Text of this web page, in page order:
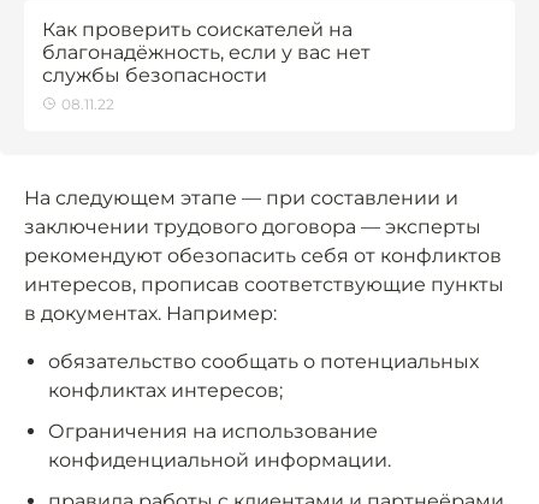
Как проверить соискателей на
благонадёжность, если у вас нет
службы безопасности
08.11.22
На следующем этапе — при составлении и
заключении трудового договора — эксперты
рекомендуют обезопасить себя от конфликтов
интересов, прописав соответствующие пункты
в документах. Например:
обязательство сообщать о потенциальных
конфликтах интересов;
Ограничения на использование
конфиденциальной информации.